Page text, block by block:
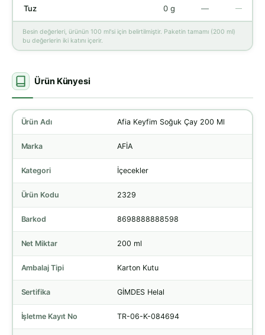
Tuz 0 g — —
Besin değerleri, ürünün 100 ml'si için belirtilmiştir. Paketin tamamı (200 ml)
bu değerlerin iki katını içerir.
Ürün Künyesi
Ürün Adı Afia Keyfim Soğuk Çay 200 Ml
Marka AFİA
Kategori İçecekler
Ürün Kodu 2329
Barkod 8698888888598
Net Miktar 200 ml
Ambalaj Tipi Karton Kutu
Sertifika GİMDES Helal
İşletme Kayıt No TR-06-K-084694